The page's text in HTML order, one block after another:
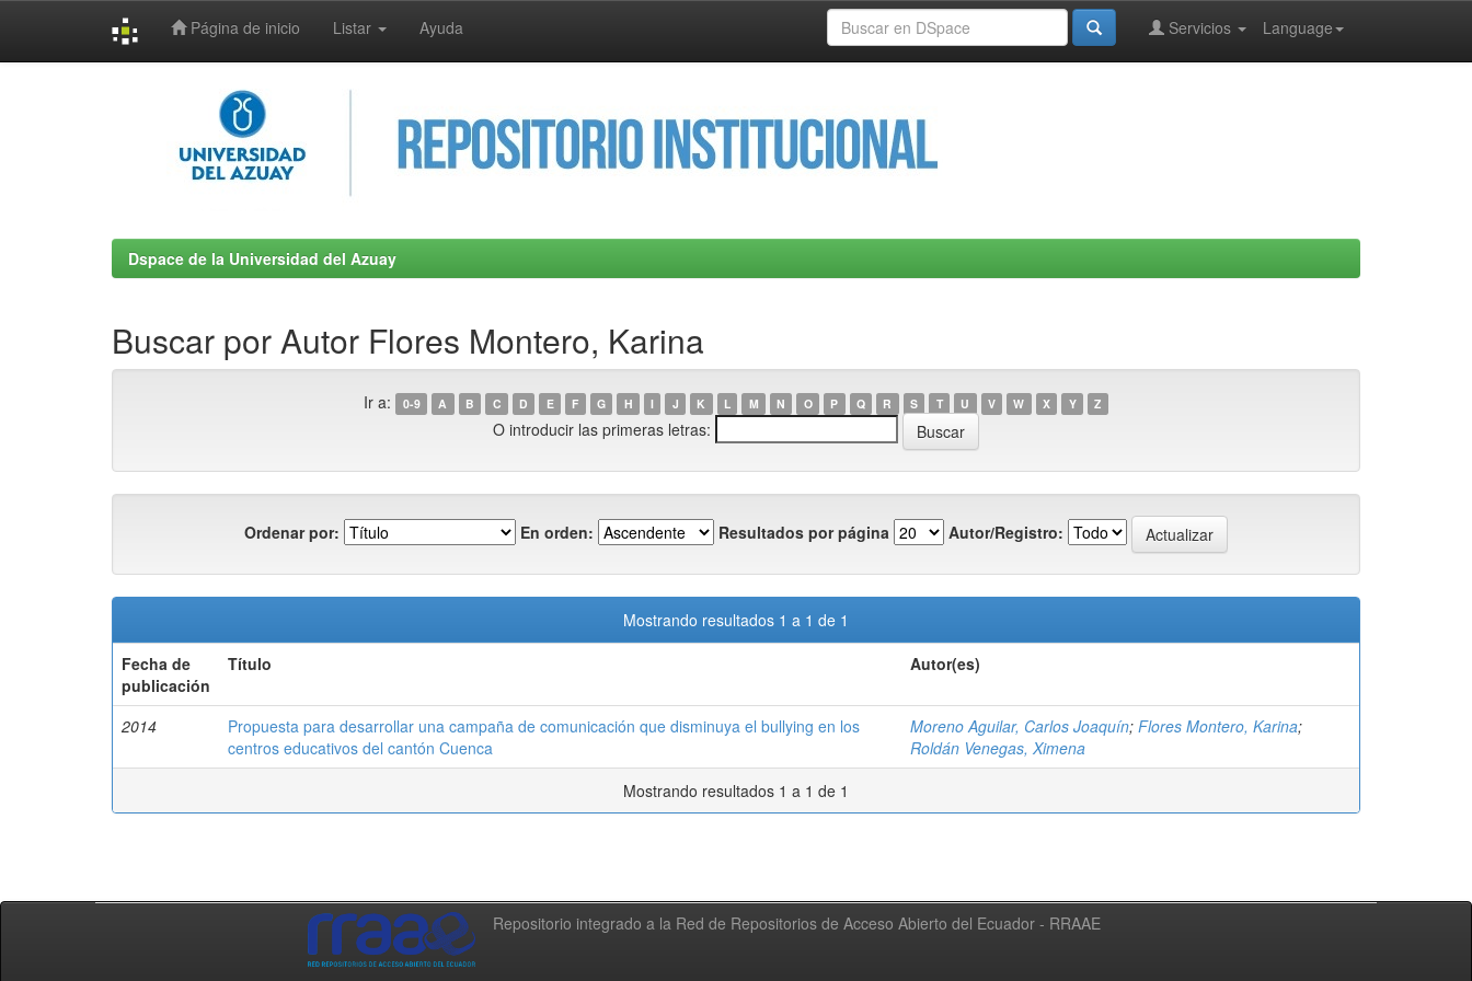
Página de inicio Listar Ayuda Language
Servicios
Dspace de la Universidad del Azuay
Buscar por Autor Flores Montero, Karina
Ir a: 0-9 A B C D E F G H I J K L M N O P Q R S T U V W X Y Z
O introducir las primeras letras:
Ordenar por: En orden: Resultados por página Autor/Registro:
Mostrando resultados 1 a 1 de 1
Fecha de
publicación
Título Autor(es)
2014
Propuesta para desarrollar una campaña de comunicación que disminuya el bullying en los
centros educativos del cantón Cuenca
Moreno Aguilar, Carlos Joaquín; Flores Montero, Karina;
Roldán Venegas, Ximena
Mostrando resultados 1 a 1 de 1
Repositorio integrado a la Red de Repositorios de Acceso Abierto del Ecuador - RRAAE